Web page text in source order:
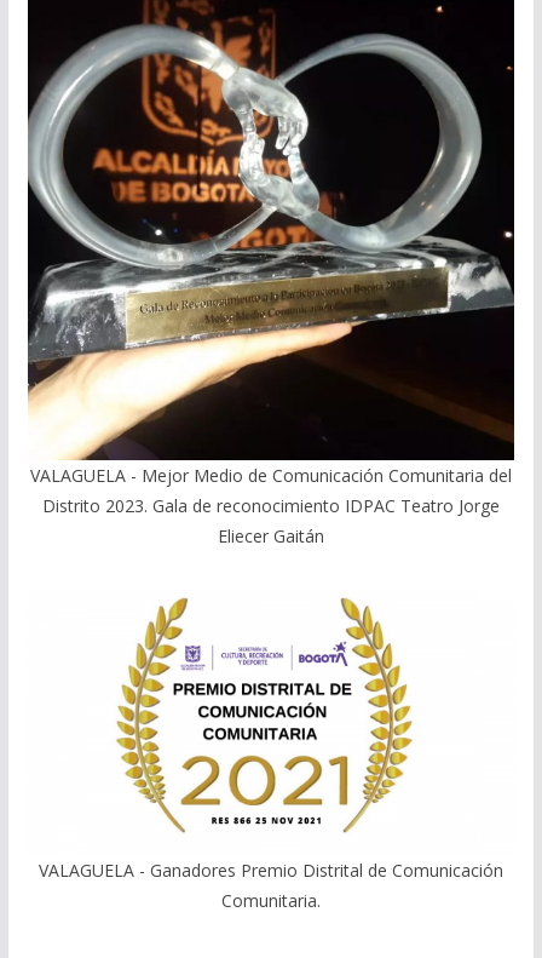
VALAGUELA - Mejor Medio de Comunicación Comunitaria del
Distrito 2023. Gala de reconocimiento IDPAC Teatro Jorge
Eliecer Gaitán
VALAGUELA - Ganadores Premio Distrital de Comunicación
Comunitaria.